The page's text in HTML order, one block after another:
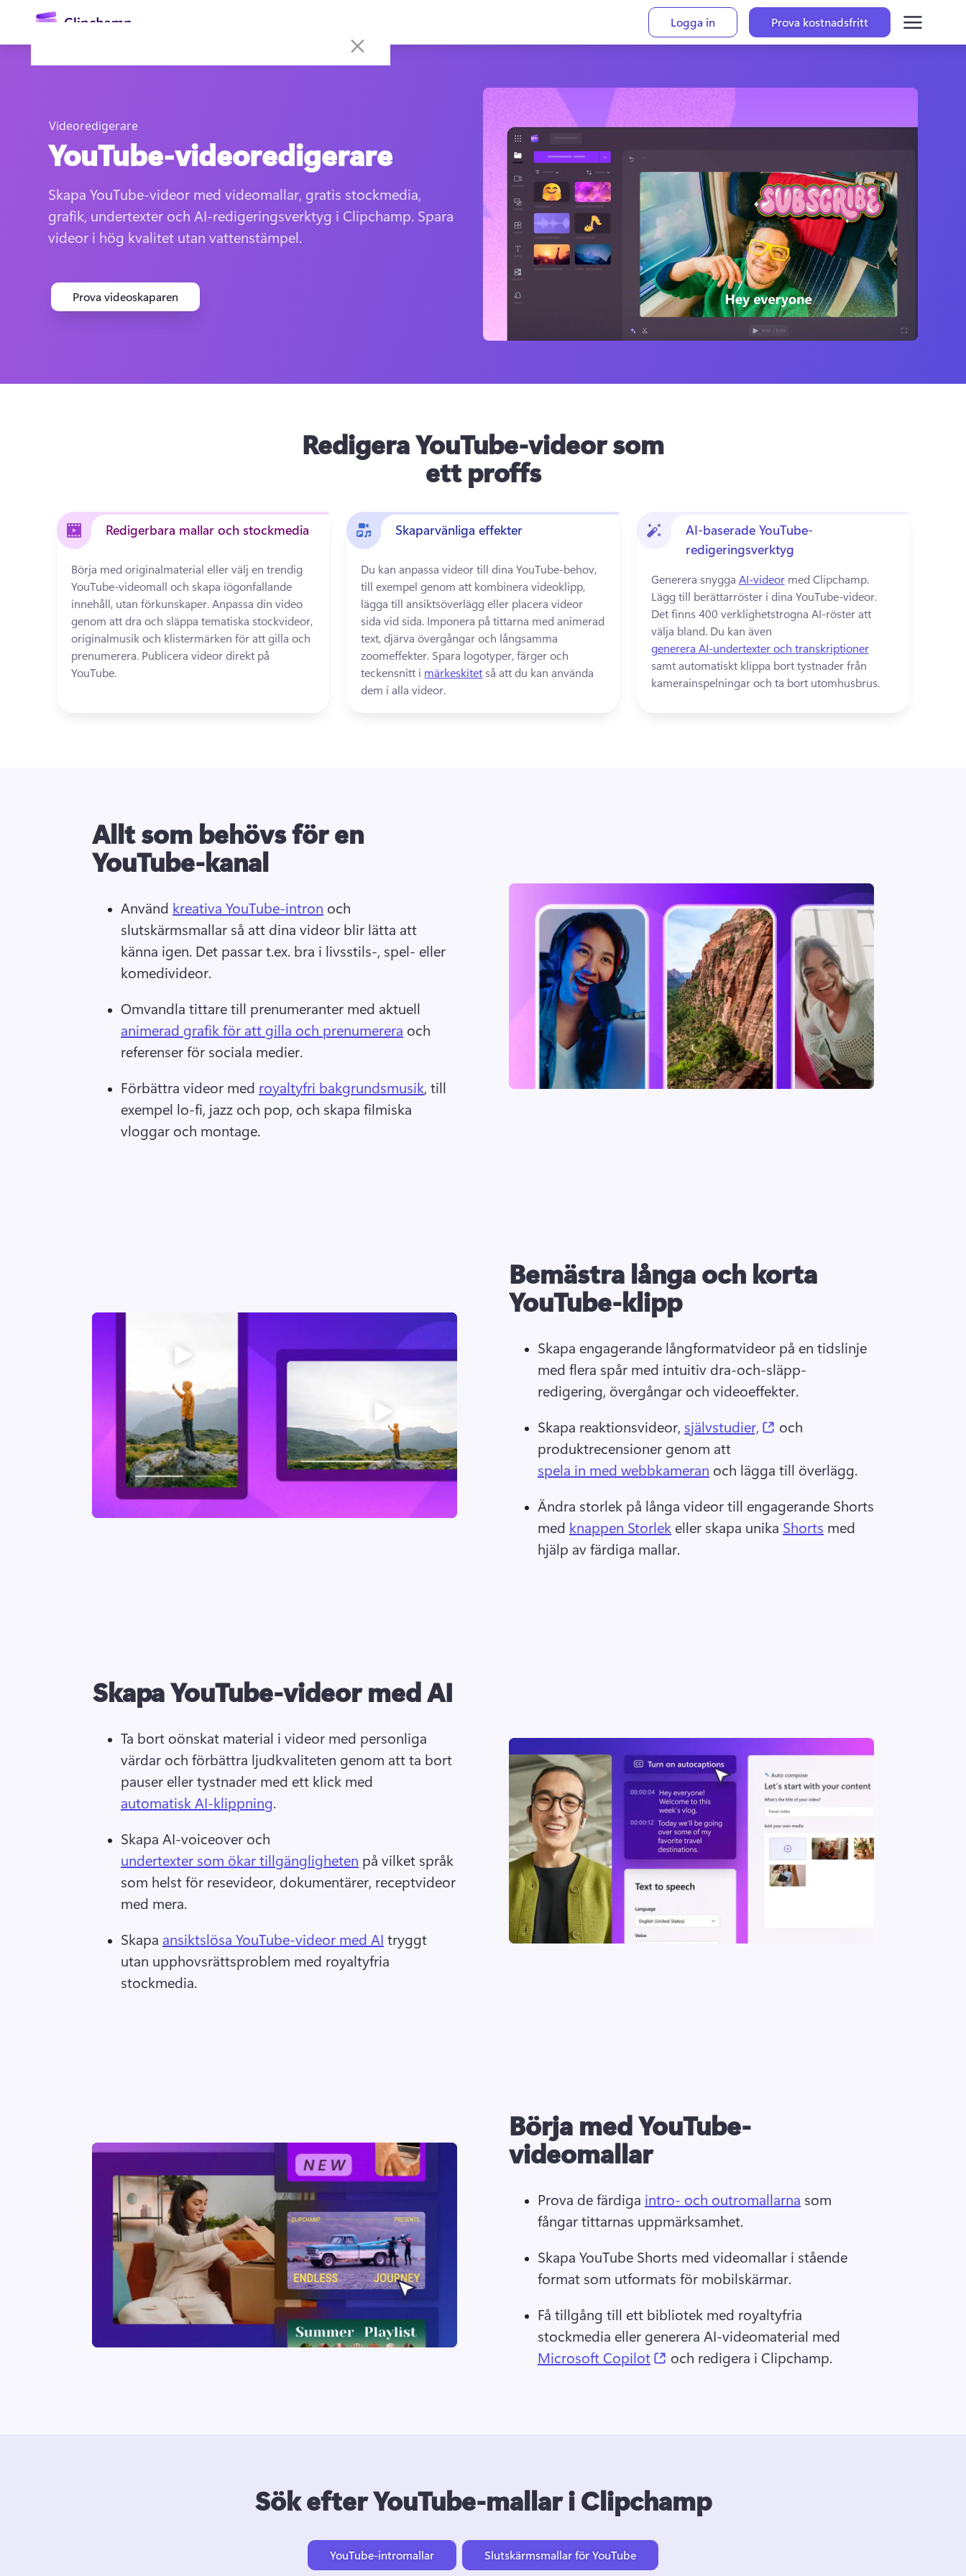
huvudinnehåll
Logga in Prova kostnadsfritt
Logga in
Prova kostnadsfritt
Videoredigerare
YouTube-videoredigerare
Skapa YouTube-videor med videomallar, gratis stockmedia,
grafik, undertexter och AI-redigeringsverktyg i Clipchamp. Spara
videor i hög kvalitet utan vattenstämpel.
Prova videoskaparen
Redigera YouTube-videor som
ett proffs
Redigerbara mallar och stockmedia
Börja med originalmaterial eller välj en trendig
YouTube-videomall och skapa iögonfallande
innehåll, utan förkunskaper. Anpassa din video
genom att dra och släppa tematiska stockvideor,
originalmusik och klistermärken för att gilla och
prenumerera. Publicera videor direkt på
YouTube.
Skaparvänliga effekter
Du kan anpassa videor till dina YouTube-behov,
till exempel genom att kombinera videoklipp,
lägga till ansiktsöverlägg eller placera videor
sida vid sida. Imponera på tittarna med animerad
text, djärva övergångar och långsamma
zoomeffekter. Spara logotyper, färger och
teckensnitt i märkeskitet så att du kan använda
dem i alla videor.
AI-baserade YouTube-
redigeringsverktyg
Generera snygga AI-videor
med Clipchamp.
Lägg till berättarröster i dina YouTube-videor.
Det finns 400 verklighetstrogna AI-röster att
välja bland. Du kan även
generera AI-undertexter och transkriptioner
samt automatiskt klippa bort tystnader från
kamerainspelningar och ta bort utomhusbrus.
Allt som behövs för en
YouTube-kanal
Använd kreativa YouTube-intron och
slutskärmsmallar så att dina videor blir lätta att
känna igen. Det passar t.ex. bra i livsstils-, spel- eller
komedivideor.
Omvandla tittare till prenumeranter med aktuell
animerad grafik för att gilla och prenumerera och
referenser för sociala medier.
Förbättra videor med royaltyfri bakgrundsmusik, till
exempel lo-fi, jazz och pop, och skapa filmiska
vloggar och montage.
Bemästra långa och korta
YouTube-klipp
Skapa engagerande långformatvideor på en tidslinje
med flera spår med intuitiv dra-och-släpp-
redigering, övergångar och videoeffekter.
Skapa reaktionsvideor, självstudier, (opens in a new tab)
och
produktrecensioner genom att
spela in med webbkameran och lägga till överlägg.
Ändra storlek på långa videor till engagerande Shorts
med knappen Storlek eller skapa unika Shorts med
hjälp av färdiga mallar.
Skapa YouTube-videor med AI
Ta bort oönskat material i videor med personliga
värdar och förbättra ljudkvaliteten genom att ta bort
pauser eller tystnader med ett klick med
automatisk AI-klippning.
Skapa AI-voiceover och
undertexter som ökar tillgängligheten på vilket språk
som helst för resevideor, dokumentärer, receptvideor
med mera.
Skapa ansiktslösa YouTube-videor med AI tryggt
utan upphovsrättsproblem med royaltyfria
stockmedia.
Börja med YouTube-
videomallar
Prova de färdiga intro- och outromallarna som
fångar tittarnas uppmärksamhet.
Skapa YouTube Shorts med videomallar i stående
format som utformats för mobilskärmar.
Få tillgång till ett bibliotek med royaltyfria
stockmedia eller generera AI-videomaterial med
Microsoft Copilot
(opens in a new tab)
och redigera i Clipchamp.
Sök efter YouTube-mallar i Clipchamp
YouTube-intromallar Slutskärmsmallar för YouTube